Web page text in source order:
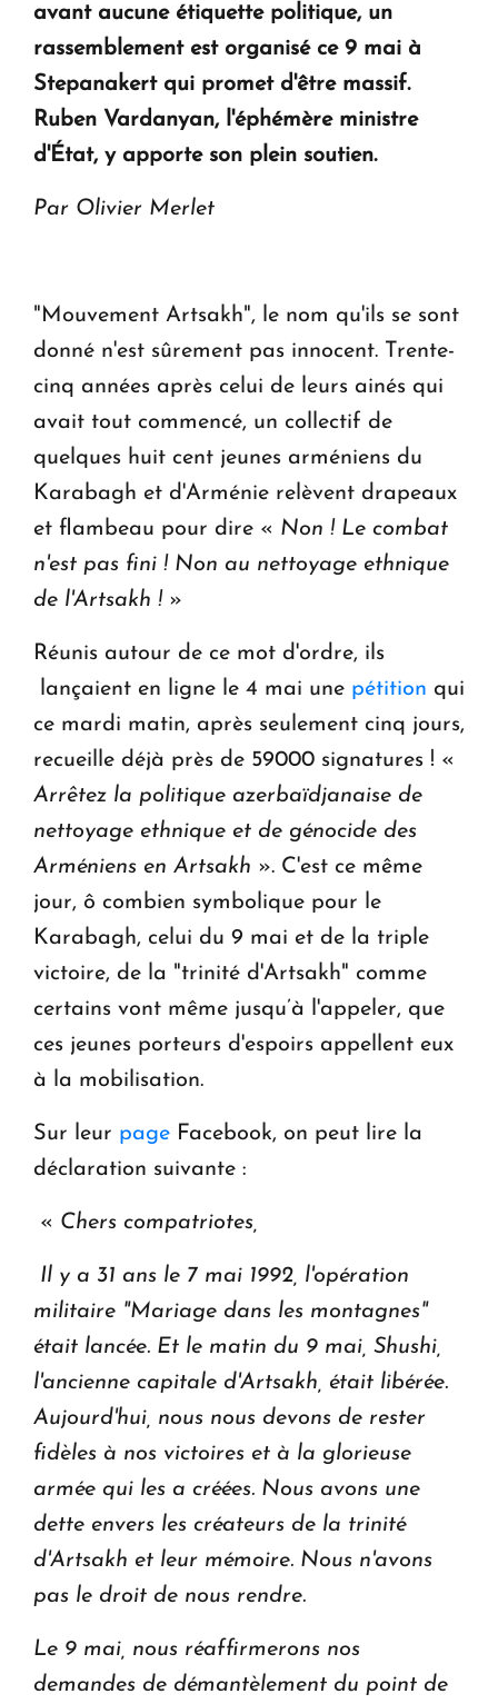
KASA : 30 ans d'audace, de résilience et d'avenir
en Arménie
Le premier hôtel Hyatt Regency d'Arménie
ouvrira ses portes à Dilijan
avant aucune étiquette politique, un
rassemblement est organisé ce 9 mai à
Stepanakert qui promet d'être massif.
Ruben Vardanyan, l'éphémère ministre
d'État, y apporte son plein soutien.
Par Olivier Merlet
"Mouvement Artsakh", le nom qu'ils se sont
donné n'est sûrement pas innocent. Trente-
cinq années après celui de leurs ainés qui
avait tout commencé, un collectif de
quelques huit cent jeunes arméniens du
Karabagh et d'Arménie relèvent drapeaux
et flambeau pour dire « Non ! Le combat
n'est pas fini ! Non au nettoyage ethnique
de l'Artsakh ! »
Réunis autour de ce mot d'ordre, ils
lançaient en ligne le 4 mai une pétition qui
ce mardi matin, après seulement cinq jours,
recueille déjà près de 59000 signatures ! «
Arrêtez la politique azerbaïdjanaise de
nettoyage ethnique et de génocide des
Arméniens en Artsakh ». C'est ce même
jour, ô combien symbolique pour le
Karabagh, celui du 9 mai et de la triple
victoire, de la "trinité d'Artsakh" comme
certains vont même jusqu’à l'appeler, que
ces jeunes porteurs d'espoirs appellent eux
à la mobilisation.
Sur leur page Facebook, on peut lire la
déclaration suivante :
« Chers compatriotes,
Il y a 31 ans le 7 mai 1992, l'opération
militaire "Mariage dans les montagnes"
était lancée. Et le matin du 9 mai, Shushi,
l'ancienne capitale d'Artsakh, était libérée.
Aujourd'hui, nous nous devons de rester
fidèles à nos victoires et à la glorieuse
armée qui les a créées. Nous avons une
dette envers les créateurs de la trinité
d'Artsakh et leur mémoire. Nous n'avons
pas le droit de nous rendre.
Le 9 mai, nous réaffirmerons nos
demandes de démantèlement du point de